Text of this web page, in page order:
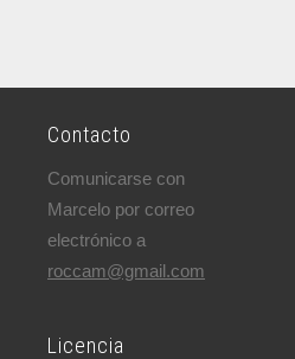
Contacto
Comunicarse con
Marcelo por correo
electrónico a
roccam@gmail.com
Licencia